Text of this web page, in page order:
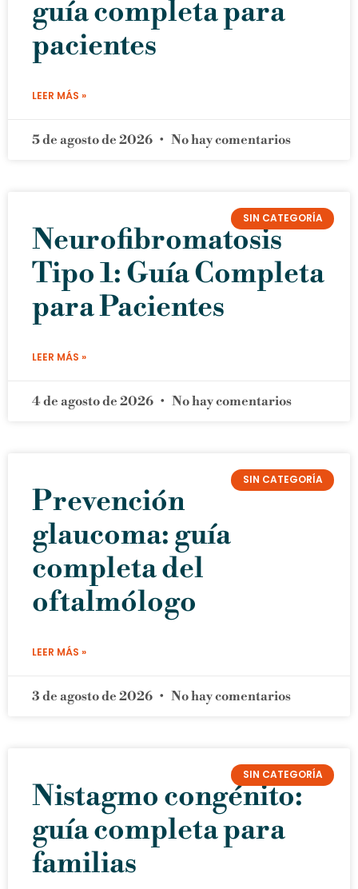
guía completa para
pacientes
LEER MÁS »
5 de agosto de 2026 No hay comentarios
SIN CATEGORÍA
Neurofibromatosis
Tipo 1: Guía Completa
para Pacientes
LEER MÁS »
4 de agosto de 2026 No hay comentarios
SIN CATEGORÍA
Prevención
glaucoma: guía
completa del
oftalmólogo
LEER MÁS »
3 de agosto de 2026 No hay comentarios
SIN CATEGORÍA
Nistagmo congénito:
guía completa para
familias